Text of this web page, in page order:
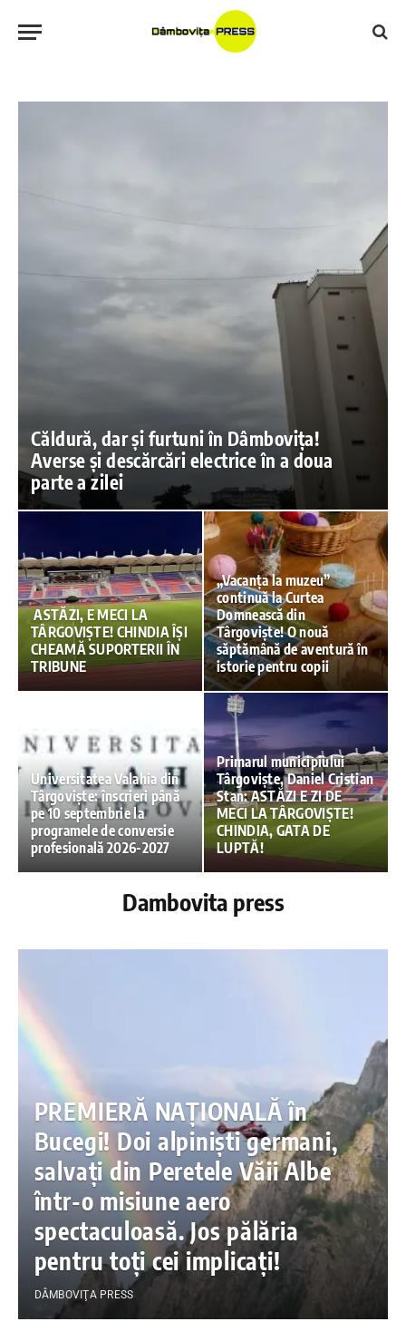
Căldură, dar și furtuni în Dâmbovița!
Averse și descărcări electrice în a doua
parte a zilei
ASTĂZI, E MECI LA
TÂRGOVIȘTE! CHINDIA ÎȘI
CHEAMĂ SUPORTERII ÎN
TRIBUNE
„Vacanța la muzeu”
continuă la Curtea
Domnească din
Târgoviște! O nouă
săptămână de aventură în
istorie pentru copii
Universitatea Valahia din
Târgoviște: înscrieri până
pe 10 septembrie la
programele de conversie
profesională 2026-2027
Primarul municipiului
Târgoviște, Daniel Cristian
Stan: ASTĂZI E ZI DE
MECI LA TÂRGOVIȘTE!
CHINDIA, GATA DE
LUPTĂ!
Dambovita press
PREMIERĂ NAȚIONALĂ în
Bucegi! Doi alpiniști germani,
salvați din Peretele Văii Albe
într-o misiune aero
spectaculoasă. Jos pălăria
pentru toți cei implicați!
DÂMBOVIŢA PRESS